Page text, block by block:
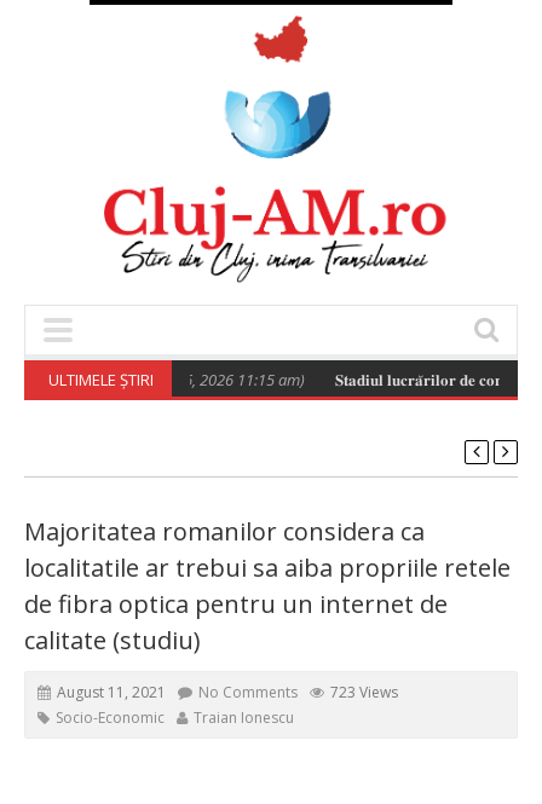
ULTIMELE ȘTIRI
Poza zilei (August 6, 2026 11:15 am) 𝐒𝐭𝐚𝐝𝐢𝐮𝐥 𝐥𝐮𝐜𝐫𝐚̆𝐫𝐢𝐥𝐨𝐫 𝐝𝐞
Majoritatea romanilor considera ca
localitatile ar trebui sa aiba propriile retele
de fibra optica pentru un internet de
calitate (studiu)
August 11, 2021 No Comments
723 Views
Socio-Economic
Traian Ionescu